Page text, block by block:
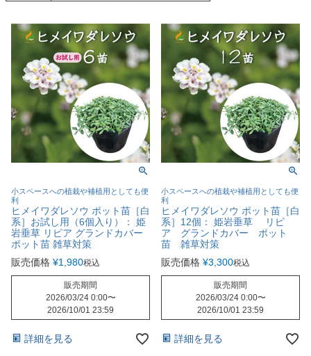
小スペースへの植栽や補植用としても便
利
ヒメイワダレソウ ポット苗［白
系］お試し用（6個入り）： 姫
岩垂草 リピア グランドカバー
ポット苗 雑草対策
販売価格 ¥1,980税込
販売期間
2026/03/24 0:00〜
2026/10/01 23:59
詳細を見る
小スペースへの植栽や補植用としても便
利
ヒメイワダレソウ ポット苗［白
系］12個： 姫岩垂草 リピ
ア グランドカバー ポット
苗 雑草対策
販売価格 ¥3,300税込
販売期間
2026/03/24 0:00〜
2026/10/01 23:59
詳細を見る